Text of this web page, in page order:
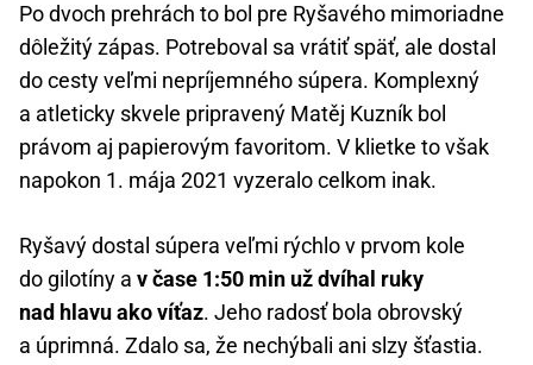
Po dvoch prehrách to bol pre Ryšavého mimoriadne
dôležitý zápas. Potreboval sa vrátiť späť, ale dostal
do cesty veľmi nepríjemného súpera. Komplexný
a atleticky skvele pripravený Matěj Kuzník bol
právom aj papierovým favoritom. V klietke to však
napokon 1. mája 2021 vyzeralo celkom inak.
Ryšavý dostal súpera veľmi rýchlo v prvom kole
do gilotíny a v čase 1:50 min už dvíhal ruky
nad hlavu ako víťaz. Jeho radosť bola obrovský
a úprimná. Zdalo sa, že nechýbali ani slzy šťastia.